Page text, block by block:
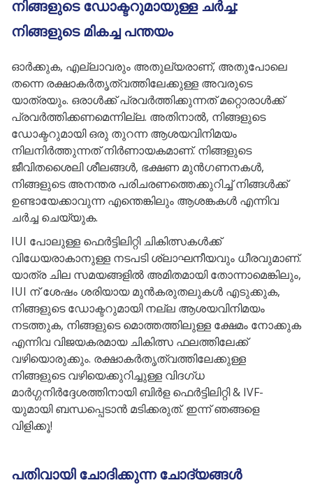
നിങ്ങളുടെ ഡോക്ടറുമായുള്ള ചർച്ച:
നിങ്ങളുടെ മികച്ച പന്തയം
ഓർക്കുക, എല്ലാവരും അതുല്യരാണ്, അതുപോലെ
തന്നെ രക്ഷാകർതൃത്വത്തിലേക്കുള്ള അവരുടെ
യാത്രയും. ഒരാൾക്ക് പ്രവർത്തിക്കുന്നത് മറ്റൊരാൾക്ക്
പ്രവർത്തിക്കണമെന്നില്ല. അതിനാൽ, നിങ്ങളുടെ
ഡോക്ടറുമായി ഒരു തുറന്ന ആശയവിനിമയം
നിലനിർത്തുന്നത് നിർണായകമാണ്. നിങ്ങളുടെ
ജീവിതശൈലി ശീലങ്ങൾ, ഭക്ഷണ മുൻഗണനകൾ,
നിങ്ങളുടെ അനന്തര പരിചരണത്തെക്കുറിച്ച് നിങ്ങൾക്ക്
ഉണ്ടായേക്കാവുന്ന എന്തെങ്കിലും ആശങ്കകൾ എന്നിവ
ചർച്ച ചെയ്യുക.
IUI പോലുള്ള ഫെർട്ടിലിറ്റി ചികിത്സകൾക്ക്
വിധേയരാകാനുള്ള നടപടി ശ്ലാഘനീയവും ധീരവുമാണ്.
യാത്ര ചില സമയങ്ങളിൽ അമിതമായി തോന്നാമെങ്കിലും,
IUI ന് ശേഷം ശരിയായ മുൻകരുതലുകൾ എടുക്കുക,
നിങ്ങളുടെ ഡോക്ടറുമായി നല്ല ആശയവിനിമയം
നടത്തുക, നിങ്ങളുടെ മൊത്തത്തിലുള്ള ക്ഷേമം നോക്കുക
എന്നിവ വിജയകരമായ ചികിത്സ ഫലത്തിലേക്ക്
വഴിയൊരുക്കും. രക്ഷാകർതൃത്വത്തിലേക്കുള്ള
നിങ്ങളുടെ വഴിയെക്കുറിച്ചുള്ള വിദഗ്ധ
മാർഗ്ഗനിർദ്ദേശത്തിനായി ബിർള ഫെർട്ടിലിറ്റി & IVF-
യുമായി ബന്ധപ്പെടാൻ മടിക്കരുത്. ഇന്ന് ഞങ്ങളെ
വിളിക്കൂ!
പതിവായി ചോദിക്കുന്ന ചോദ്യങ്ങൾ